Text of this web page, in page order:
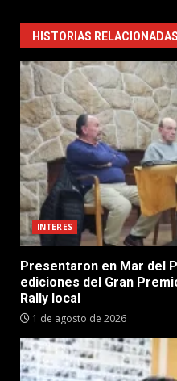
HISTORIAS RELACIONADAS
INTERES
Presentaron en Mar del
ediciones del Gran
Rally local
1 de agosto de 2026